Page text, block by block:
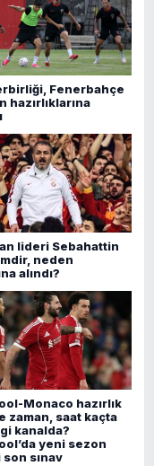
Fenerbahçe
hazırlıklarına
lideri Sebahattin
neden
alındı?
Monaco hazırlık
zaman, saat kaçta
kanalda?
yeni sezon
sınav